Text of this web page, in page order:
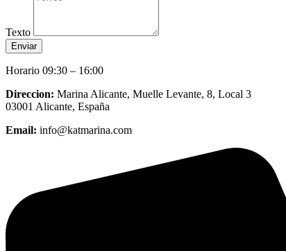
Texto
Enviar
Horario 09:30 – 16:00
Direccion: Marina Alicante, Muelle Levante, 8, Local 3
03001 Alicante, España
Email: info@katmarina.com